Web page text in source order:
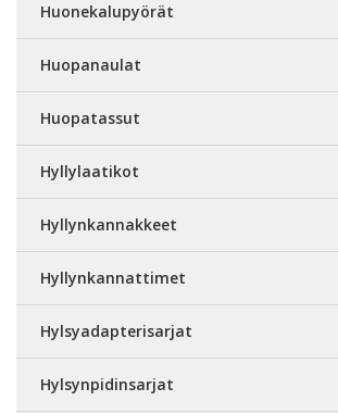
Huonekalupyörät
Huopanaulat
Huopatassut
Hyllylaatikot
Hyllynkannakkeet
Hyllynkannattimet
Hylsyadapterisarjat
Hylsynpidinsarjat